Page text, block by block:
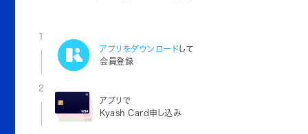
1
アプリをダウンロードして
会員登録
2
アプリで
Kyash Card申し込み